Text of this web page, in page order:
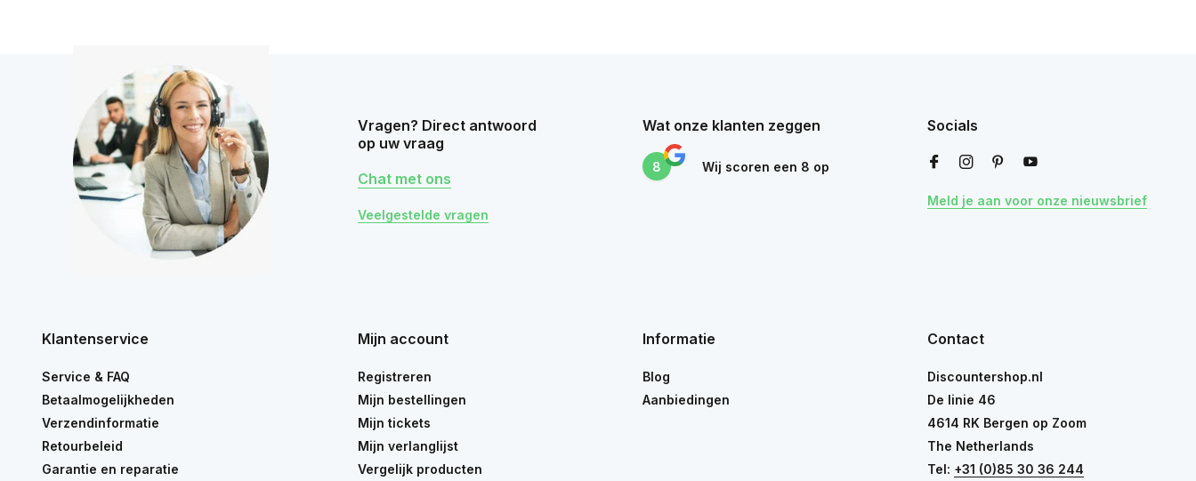
Vragen? Direct antwoord
op uw vraag
Chat met ons
Veelgestelde vragen
Wat onze klanten zeggen
8 Wij scoren een 8 op
Socials
Meld je aan voor onze nieuwsbrief
Klantenservice
Service & FAQ
Betaalmogelijkheden
Verzendinformatie
Retourbeleid
Garantie en reparatie
Mijn account
Registreren
Mijn bestellingen
Mijn tickets
Mijn verlanglijst
Vergelijk producten
Informatie
Blog
Aanbiedingen
Contact
Discountershop.nl
De linie 46
4614 RK Bergen op Zoom
The Netherlands
Tel: +31 (0)85 30 36 244